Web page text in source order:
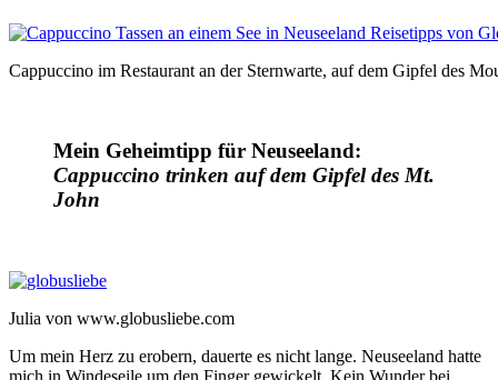
Cappuccino im Restaurant an der Sternwarte, auf dem Gipfel des
Mein Geheimtipp für Neuseeland:
Cappuccino trinken auf dem Gipfel des Mt.
John
Julia von www.globusliebe.com
Um mein Herz zu erobern, dauerte es nicht lange. Neuseeland hatte
mich in Windeseile um den Finger gewickelt. Kein Wunder bei